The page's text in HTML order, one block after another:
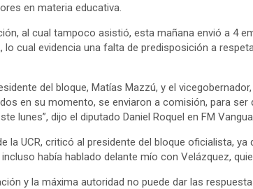
en materia educativa.
al cual tampoco asistió, esta mañana envió a 4
lo cual evidencia una falta de predisposición a
del bloque, Matías Mazzú, y el
en su momento, se enviaron a comisión, para
lunes”, dijo el diputado Daniel Roquel en FM
la UCR, criticó al presidente del bloque oficialista, ya
había hablado delante mío con Velázquez,
y la máxima autoridad no puede dar las